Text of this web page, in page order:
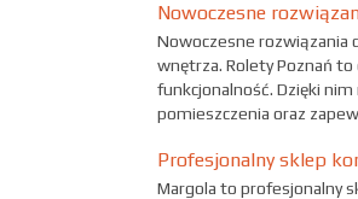
Nowoczesne
Nowoczesne rozwiązania
wnętrza. Rolety Poznań to
funkcjonalność. Dzięki
pomieszczenia oraz
Profesjonalny sklep
Margola to profesjonalny